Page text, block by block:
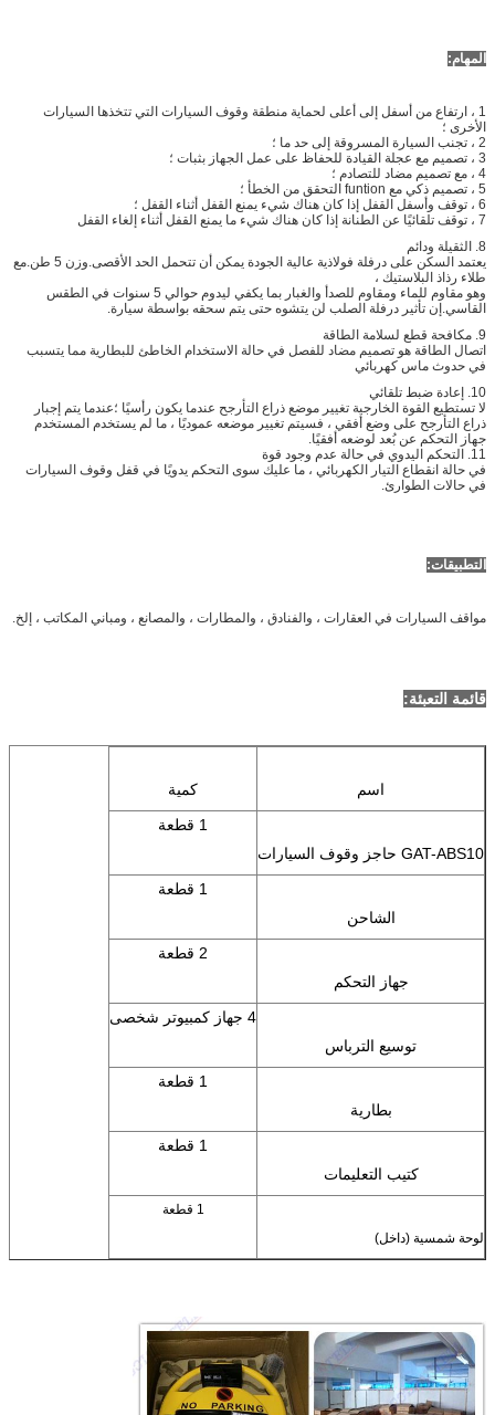
المهام:
1 ، ارتفاع من أسفل إلى أعلى لحماية منطقة وقوف السيارات التي تتخذها السيارات
الأخرى ؛
2 ، تجنب السيارة المسروقة إلى حد ما ؛
3 ، تصميم مع عجلة القيادة للحفاظ على عمل الجهاز بثبات ؛
4 ، مع تصميم مضاد للتصادم ؛
5 ، تصميم ذكي مع funtion التحقق من الخطأ ؛
6 ، توقف وأسفل القفل إذا كان هناك شيء يمنع القفل أثناء القفل ؛
7 ، توقف تلقائيًا عن الطنانة إذا كان هناك شيء ما يمنع القفل أثناء إلغاء القفل
8. الثقيلة ودائم
يعتمد السكن على درفلة فولاذية عالية الجودة يمكن أن تتحمل الحد الأقصى.وزن 5 طن.مع
طلاء رذاذ البلاستيك ،
وهو مقاوم للماء ومقاوم للصدأ والغبار بما يكفي ليدوم حوالي 5 سنوات في الطقس
القاسي.إن تأثير درفلة الصلب لن يتشوه حتى يتم سحقه بواسطة سيارة.
9. مكافحة قطع لسلامة الطاقة
اتصال الطاقة هو تصميم مضاد للفصل في حالة الاستخدام الخاطئ للبطارية مما يتسبب
في حدوث ماس كهربائي
10. إعادة ضبط تلقائي
لا تستطيع القوة الخارجية تغيير موضع ذراع التأرجح عندما يكون رأسيًا ؛عندما يتم إجبار
ذراع التأرجح على وضع أفقي ، فسيتم تغيير موضعه عموديًا ، ما لم يستخدم المستخدم
جهاز التحكم عن بُعد لوضعه أفقيًا.
11. التحكم اليدوي في حالة عدم وجود قوة
في حالة انقطاع التيار الكهربائي ، ما عليك سوى التحكم يدويًا في قفل وقوف السيارات
في حالات الطوارئ.
التطبيقات:
مواقف السيارات في العقارات ، والفنادق ، والمطارات ، والمصانع ، ومباني المكاتب ، إلخ.
قائمة التعبئة:
اسم كمية
GAT-ABS10 حاجز وقوف السيارات
1 قطعة
الشاحن
1 قطعة
جهاز التحكم
2 قطعة
توسيع الترباس
4 جهاز كمبيوتر شخصى
بطارية
1 قطعة
كتيب التعليمات
1 قطعة
لوحة شمسية (داخل)
1 قطعة